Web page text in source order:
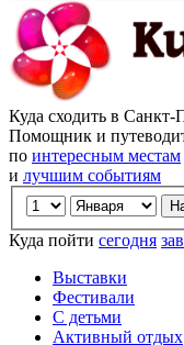
Куда сходить в
Помощник и
по интересным местам
и лучшим событиям
Куда пойти сегодня
Выставки
Фестивали
С детьми
Активный отдых